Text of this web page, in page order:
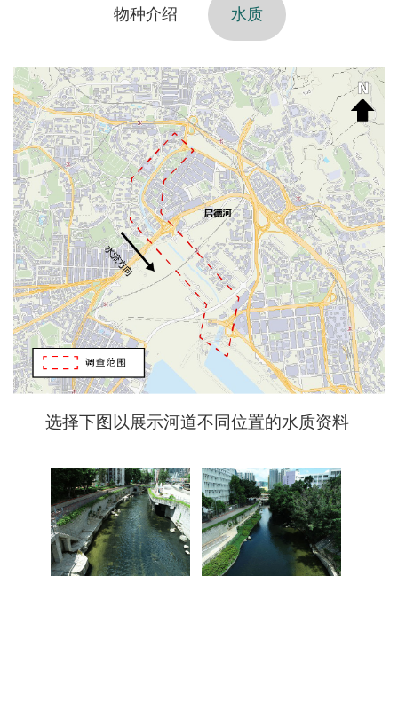
物种介绍 水质
选择下图以展示河道不同位置的水质资料